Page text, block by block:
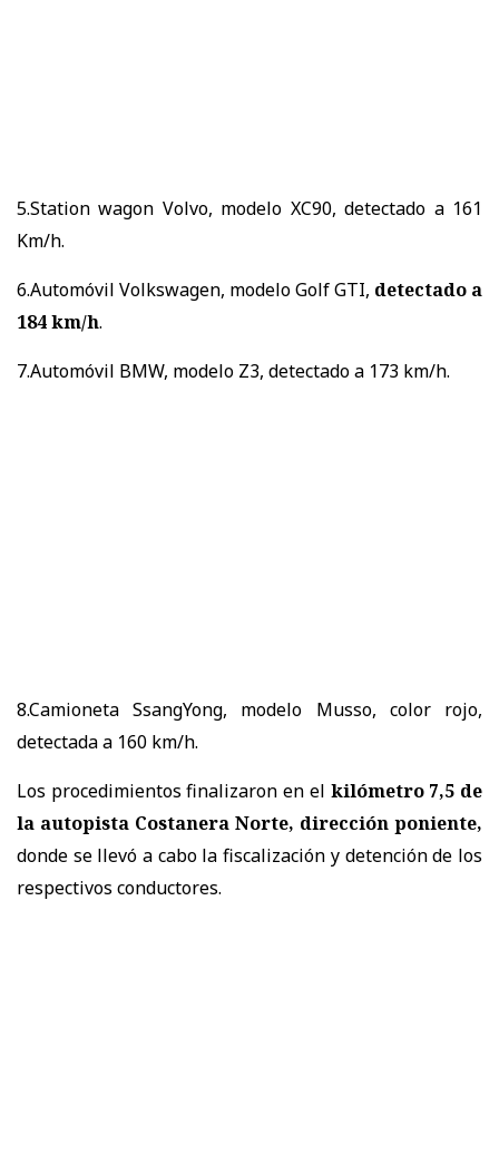
5.Station wagon Volvo, modelo XC90, detectado a 161
Km/h.
6.Automóvil Volkswagen, modelo Golf GTI, detectado a
184 km/h.
7.Automóvil BMW, modelo Z3, detectado a 173 km/h.
8.Camioneta SsangYong, modelo Musso, color rojo,
detectada a 160 km/h.
Los procedimientos finalizaron en el kilómetro 7,5 de
la autopista Costanera Norte, dirección poniente,
donde se llevó a cabo la fiscalización y detención de los
respectivos conductores.